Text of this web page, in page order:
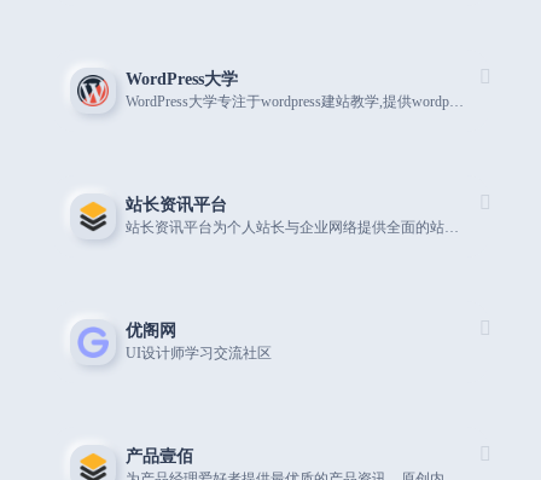
WordPress大学
WordPress大学专注于wordpress建站教学,提供wordpress主题,wordpres
站长资讯平台
站长资讯平台为个人站长与企业网络提供全面的站长资讯，一站式网络解决方案，我们一直致力为中文网站提供动
优阁网
UI设计师学习交流社区
产品壹佰